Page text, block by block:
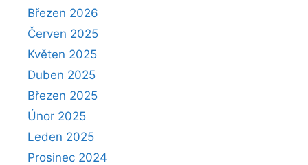
Březen 2026
Červen 2025
Květen 2025
Duben 2025
Březen 2025
Únor 2025
Leden 2025
Prosinec 2024